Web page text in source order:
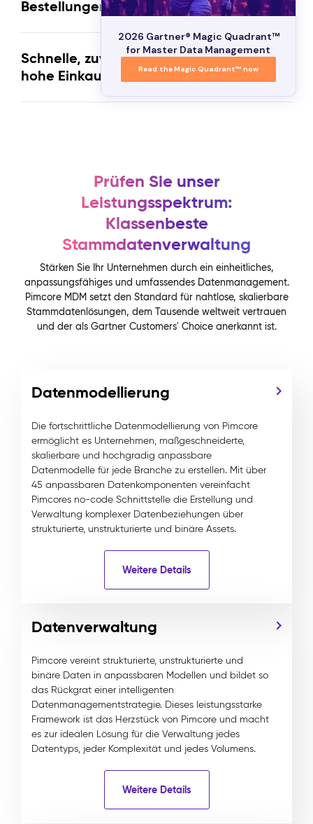
Bestellungen
Schnelle, zuverlässige Leistung für
hohe Einkaufsvolumina
Prüfen Sie unser
Leistungsspektrum:
Klassenbeste
Stammdatenverwaltung
Stärken Sie Ihr Unternehmen durch ein einheitliches,
anpassungsfähiges und umfassendes Datenmanagement.
Pimcore MDM setzt den Standard für nahtlose, skalierbare
Stammdatenlösungen, dem Tausende weltweit vertrauen
und der als Gartner Customers' Choice anerkannt ist.
Datenmodellierung
Die fortschrittliche Datenmodellierung von Pimcore
ermöglicht es Unternehmen, maßgeschneiderte,
skalierbare und hochgradig anpassbare
Datenmodelle für jede Branche zu erstellen. Mit über
45 anpassbaren Datenkomponenten vereinfacht
Pimcores no-code Schnittstelle die Erstellung und
Verwaltung komplexer Datenbeziehungen über
strukturierte, unstrukturierte und binäre Assets.
Weitere Details
Datenverwaltung
Pimcore vereint strukturierte, unstrukturierte und
binäre Daten in anpassbaren Modellen und bildet so
das Rückgrat einer intelligenten
Datenmanagementstrategie. Dieses leistungsstarke
Framework ist das Herzstück von Pimcore und macht
es zur idealen Lösung für die Verwaltung jedes
Datentyps, jeder Komplexität und jedes Volumens.
Weitere Details
2026 Gartner® Magic Quadrant™
for Master Data Management
Read the Magic Quadrant™ now